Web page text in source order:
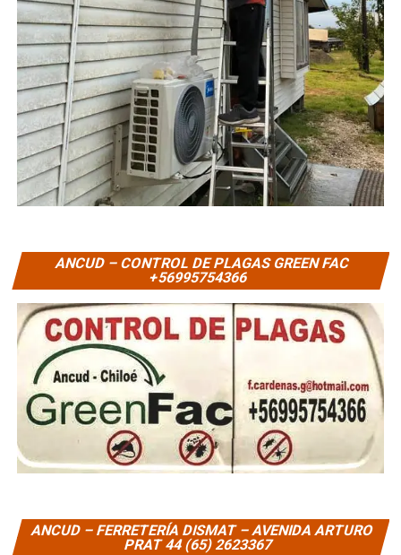
ANCUD – CONTROL DE PLAGAS GREEN FAC
+56995754366
ANCUD – FERRETERÍA DISMAT – AVENIDA ARTURO
PRAT 44 (65) 2623367